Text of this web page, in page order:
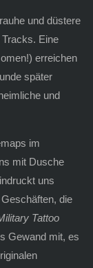
und düstere
Eine
erreichen
später
und
im
mit Dusche
uns
die
Tattoo
Gewand mit, es